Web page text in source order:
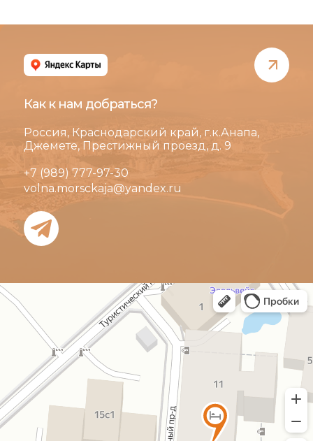
Как к нам добраться?
Россия, Краснодарский край, г.к.Анапа,
Джемете, Престижный проезд, д. 9
+7 (989) 777-97-30
volna.morsckaja@yandex.ru